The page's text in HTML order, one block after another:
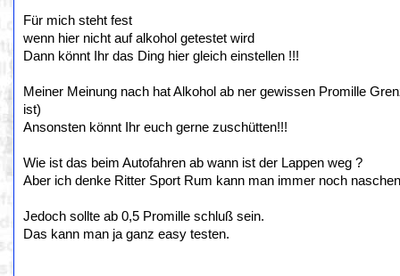
Für mich steht fest
wenn hier nicht auf alkohol getestet wird
Dann könnt Ihr das Ding hier gleich einstellen !!!
Meiner Meinung nach hat Alkohol ab ner gewissen Promille
ist)
Ansonsten könnt Ihr euch gerne zuschütten!!!
Wie ist das beim Autofahren ab wann ist der Lappen weg ?
Aber ich denke Ritter Sport Rum kann man immer noch
Jedoch sollte ab 0,5 Promille schluß sein.
Das kann man ja ganz easy testen.